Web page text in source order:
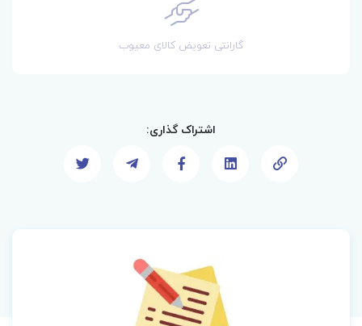
گارانتی تعویض کالای معیوب
اشتراک گذاری: